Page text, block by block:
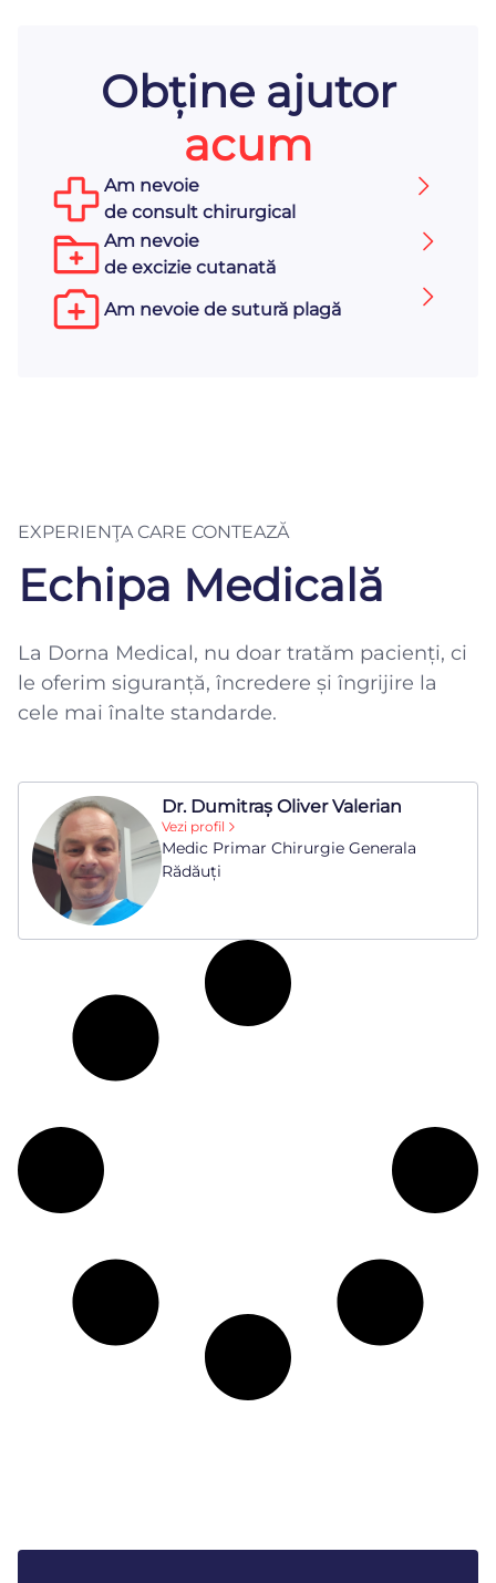
Obține ajutor
acum
Am nevoie
de consult chirurgical
Am nevoie
de excizie cutanată
Am nevoie de sutură plagă
EXPERIENŢA CARE CONTEAZĂ
Echipa Medicală
La Dorna Medical, nu doar tratăm pacienți, ci
le oferim siguranță, încredere și îngrijire la
cele mai înalte standarde.
Dr. Dumitraș Oliver Valerian
Vezi profil
Medic Primar Chirurgie Generala
Rădăuți